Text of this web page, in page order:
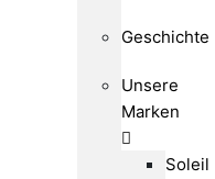
Geschichte
Unsere
Marken
Soleil